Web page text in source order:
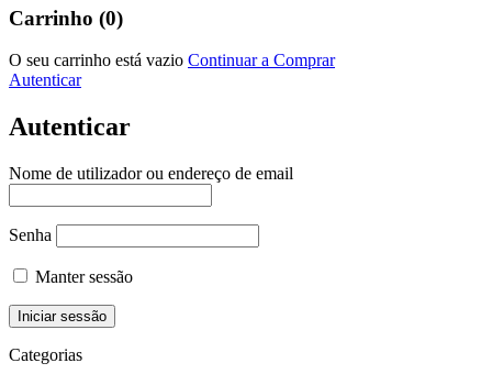
Carrinho (0)
O seu carrinho está vazio Continuar a Comprar
Autenticar
Autenticar
Nome de utilizador ou endereço de email
Senha
Manter sessão
Categorias